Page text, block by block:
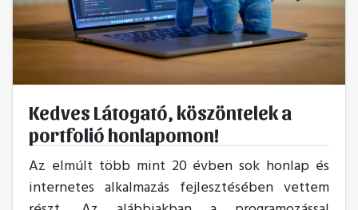
Kedves Látogató, köszöntelek a
portfolió honlapomon!
Az elmúlt több mint 20 évben sok honlap és
internetes alkalmazás fejlesztésében vettem